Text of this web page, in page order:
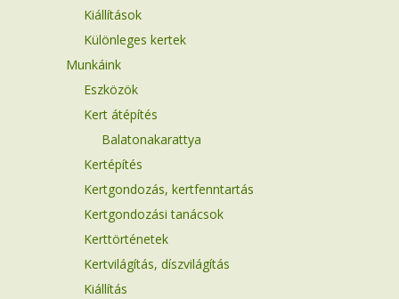
Kiállítások
Különleges kertek
Munkáink
Eszközök
Kert átépítés
Balatonakarattya
Kertépítés
Kertgondozás, kertfenntartás
Kertgondozási tanácsok
Kerttörténetek
Kertvilágítás, díszvilágítás
Kiállítás